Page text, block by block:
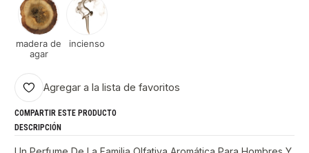
madera de
agar
incienso
Agregar a la lista de favoritos
COMPARTIR ESTE PRODUCTO
DESCRIPCIÓN